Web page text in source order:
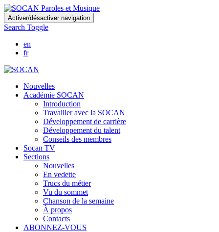
Skip
to
main
content
Activer/désactiver navigation
Search Toggle
en
fr
Nouvelles
Académie SOCAN
Introduction
Travailler avec la SOCAN
Développement de carrière
Développement du talent
Conseils des membres
Socan TV
Sections
Nouvelles
En vedette
Trucs du métier
Vu du sommet
Chanson de la semaine
À propos
Contacts
ABONNEZ-VOUS